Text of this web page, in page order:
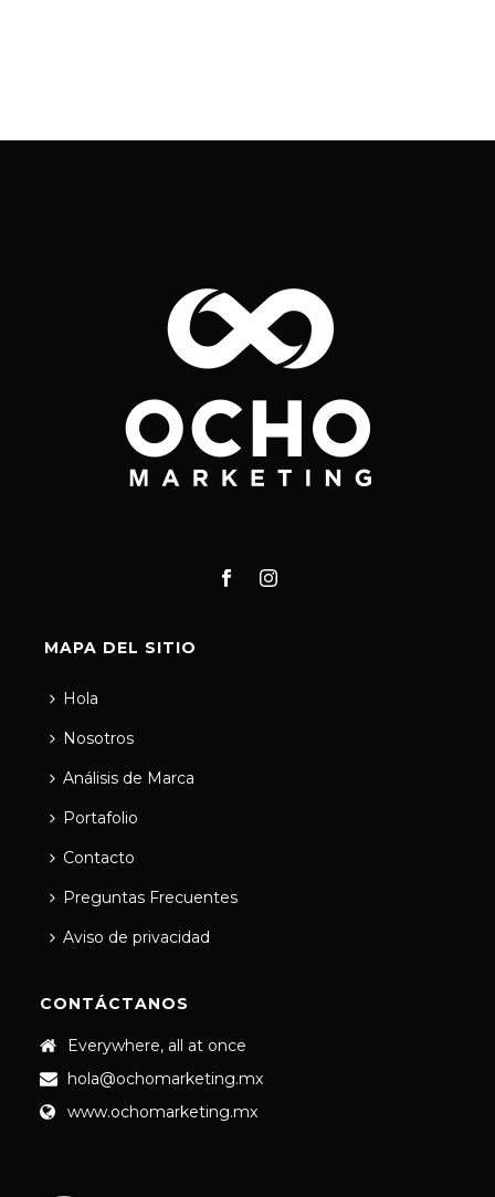
MAPA DEL SITIO
Hola
Nosotros
Análisis de Marca
Portafolio
Contacto
Preguntas Frecuentes
Aviso de privacidad
CONTÁCTANOS
Everywhere, all at once
hola@ochomarketing.mx
www.ochomarketing.mx